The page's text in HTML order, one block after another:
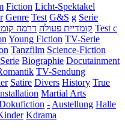
Fiction Licht-Spektakel
Genre Test G&S g Serie
קומדיית פעולה דרמה
Test c
Young Fiction TV-Serie
Tanzfilm Science-Fiction
Biographie Docutainment
TV-Sendung
Satire Divers History True
Martial Arts
- Austellung Halle
Kdrama